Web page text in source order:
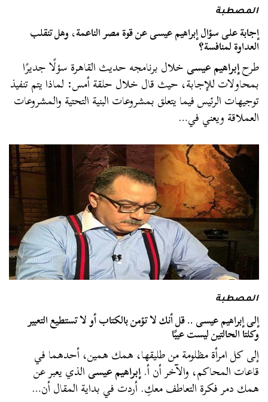
المصطبة
إجابة على سؤال إبراهيم عيسى عن قوة مصر الناعمة، وهل تنقلب
العداوة لمنافسة؟
طرحإبراهيم عيسىخلال برنامجه حديث القاهرة سؤلًا جديرًا
بمحاولات للإجابة، حيث قال خلال حلقة أمس: لماذا يتم تنفيذ
توجيهات الرئيس فيما يتعلق بمشروعات البنية التحتية والمشروعات
العملاقة ويعني في…
المصطبة
إلى إبراهيم عيسى .. قل أنك لا تؤمن بالكتاب أو لا تستطيع التعبير
وكلتا الحالتين ليست عيبًا
إلى كل امرأة مظلومة من طليقها، همك همين، أحدهما في
قاعات المحاكم، والآخر أن أ.إبراهيم عيسىالذي يعبر عن
همك دمر فكرة التعاطف معكِ. أردت في بداية المقال أن…